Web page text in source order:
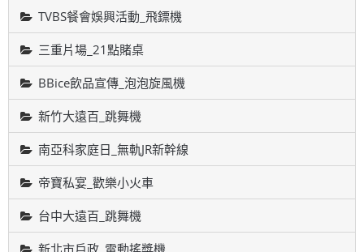
TVBS餐會娛興活動_飛鏢機
三重片場_21點賭桌
BBice飲品宣傳_泡泡旋風機
新竹大遠百_跳舞機
南亞科家庭日_無軌JR新幹線
帝寶私宴_歡樂小火車
台中大遠百_跳舞機
新北市戶政_電動搖獎機